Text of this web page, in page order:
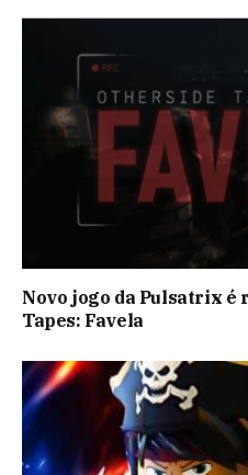
Novo jogo da Pulsatrix é
Tapes: Favela